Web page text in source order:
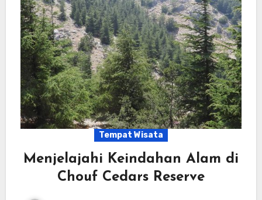
Tempat Wisata
Menjelajahi Keindahan Alam di
Chouf Cedars Reserve